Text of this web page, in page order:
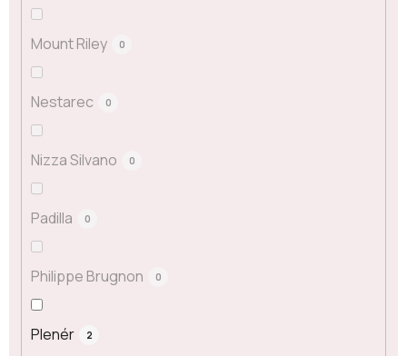
Mount Riley 0
Nestarec 0
Nizza Silvano 0
Padilla 0
Philippe Brugnon 0
Plenér 2